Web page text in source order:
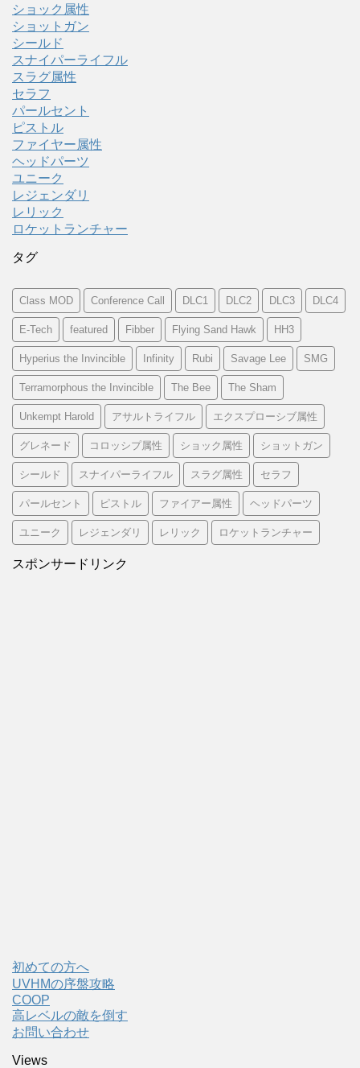
ショック属性
ショットガン
シールド
スナイパーライフル
スラグ属性
セラフ
パールセント
ピストル
ファイヤー属性
ヘッドパーツ
ユニーク
レジェンダリ
レリック
ロケットランチャー
タグ
Class MOD Conference Call DLC1 DLC2 DLC3 DLC4
E-Tech featured Fibber Flying Sand Hawk HH3
Hyperius the Invincible Infinity Rubi Savage Lee SMG
Terramorphous the Invincible The Bee The Sham
Unkempt Harold アサルトライフル エクスプローシブ属性
グレネード コロッシプ属性 ショック属性 ショットガン
シールド スナイパーライフル スラグ属性 セラフ
パールセント ピストル ファイアー属性 ヘッドパーツ
ユニーク レジェンダリ レリック ロケットランチャー
スポンサードリンク
初めての方へ
UVHMの序盤攻略
COOP
高レベルの敵を倒す
お問い合わせ
Views